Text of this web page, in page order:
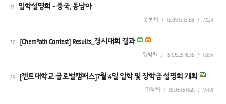
31 입학설명회 - 중국, 동남아
홍보처 / 15.09.15 15:58 / 7,924
30 [Chem²ath Contest] Results_경시대회 결과
입학처 / 15.06.25 16:35 / 1,854
29 [겐트대학교 글로벌캠퍼스]7월 4일 입학 및 장학금 설명회 개최
입학처 / 15.06.16 16:21 / 9,491